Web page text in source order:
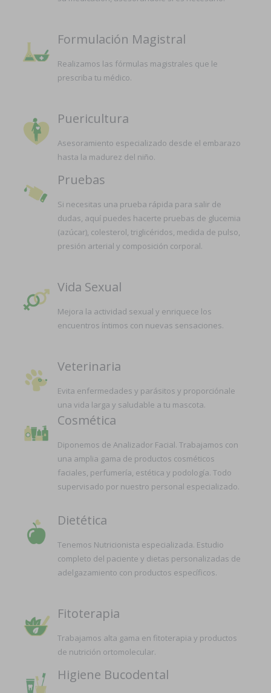
Formulación Magistral
Realizamos las fórmulas magistrales que le
prescriba tu médico.
Puericultura
Asesoramiento especializado desde el embarazo
hasta la madurez del niño.
Pruebas
Si necesitas una prueba rápida para salir de
dudas, aquí puedes hacerte pruebas de glucemia
(azúcar), colesterol, triglicéridos, medida de pulso,
presión arterial y composición corporal.
Vida Sexual
Mejora la actividad sexual y enriquece los
encuentros íntimos con nuevas sensaciones.
Veterinaria
Evita enfermedades y parásitos y proporciónale
una vida larga y saludable a tu mascota.
Cosmética
Diponemos de Analizador Facial. Trabajamos con
una amplia gama de productos cosméticos
faciales, perfumería, estética y podología. Todo
supervisado por nuestro personal especializado.
Dietética
Tenemos Nutricionista especializada. Estudio
completo del paciente y dietas personalizadas de
adelgazamiento con productos específicos.
Fitoterapia
Trabajamos alta gama en fitoterapia y productos
de nutrición ortomolecular.
Higiene Bucodental